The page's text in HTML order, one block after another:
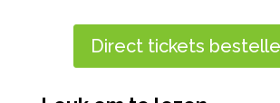
Direct tickets